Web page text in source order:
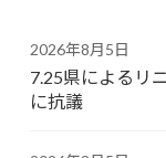
2026年8月5日
7.25県によるリ
に抗議